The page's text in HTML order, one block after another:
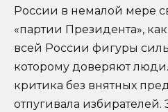
России в немалой мере
«партии Президента»,
всей России фигуры
которому доверяют
критика без внятных
отпугивала избирателей.